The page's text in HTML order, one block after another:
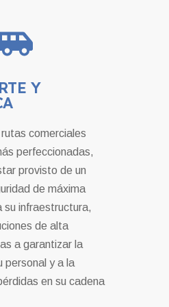
Y
comerciales
perfeccionadas,
provisto de un
de máxima
su infraestructura,
de alta
a garantizar la
personal y a la
en su cadena